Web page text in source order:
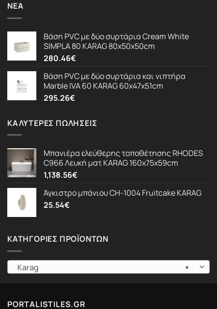
ΝΈΑ
Βάση PVC με δύο συρτάρια Cream White
SIMPLA 80 KARAG 80x50x50cm
280.46€
Βάση PVC με δύο συρτάρια και νιπτήρα
Marble IVA 60 KARAG 60x47x51cm
295.26€
ΚΑΛΎΤΕΡΕΣ ΠΩΛΉΣΕΙΣ
Μπανιέρα ελεύθερης τοποθέτησης RHODES
C966 Λευκή ματ KARAG 160x75x59cm
1,138.56€
Άγκιστρο μπάνιου CH-1004 Fruitcake KARAG
25.54€
ΚΑΤΗΓΟΡΊΕΣ ΠΡΟΪΌΝΤΩΝ
×
Karag
PORTALISTILES.GR